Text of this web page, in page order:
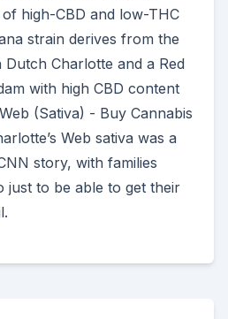
of high-CBD and low-THC
strain derives from the
Charlotte and a Red
with high CBD content
(Sativa) - Buy Cannabis
Web sativa was a
story, with families
just to be able to get their